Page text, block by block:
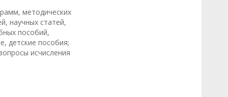
методических
научных статей,
пособий,
детские пособия;
исчисления